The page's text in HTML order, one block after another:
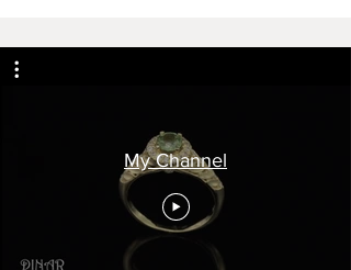
My Channel